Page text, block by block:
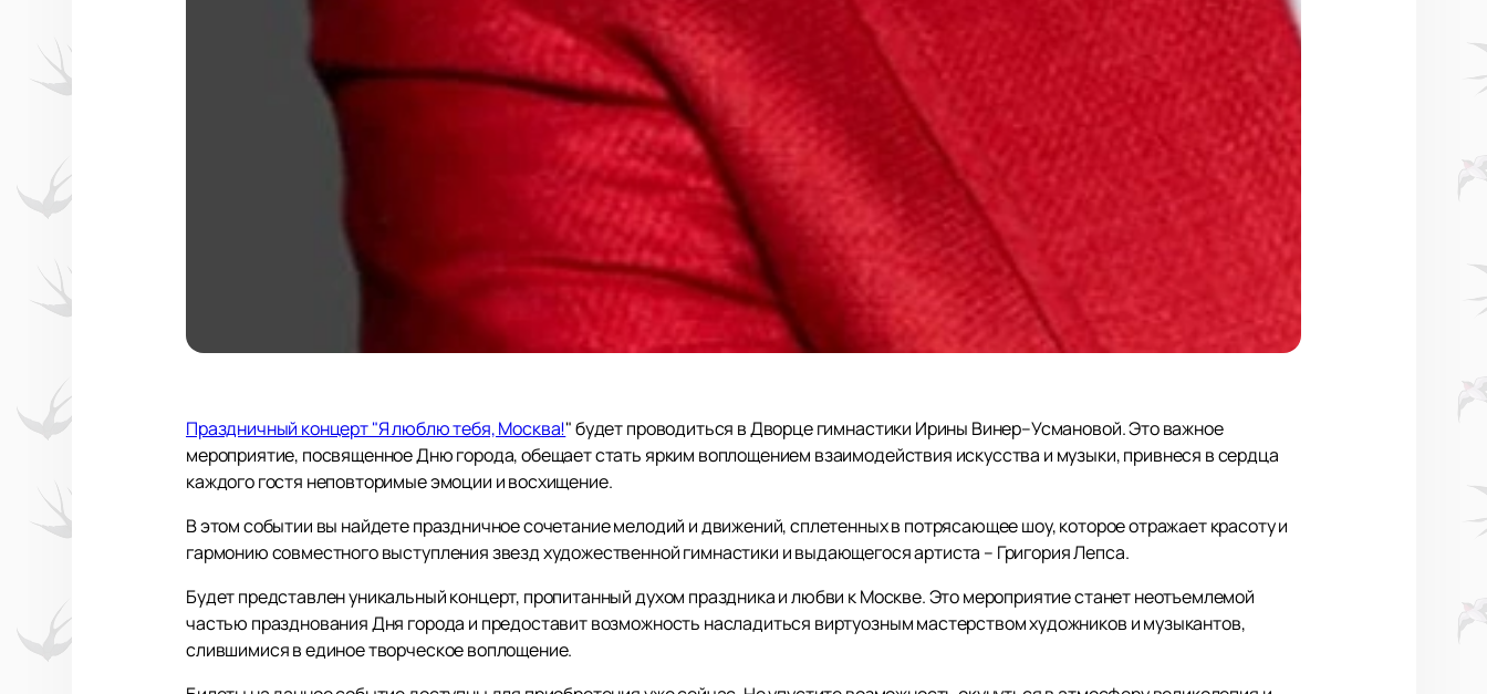
Праздничный концерт "Я люблю тебя, Москва!" будет проводиться в Дворце гимнастики Ирины Винер–Усмановой. Это важное
мероприятие, посвященное Дню города, обещает стать ярким воплощением взаимодействия искусства и музыки, привнеся в сердца
каждого гостя неповторимые эмоции и восхищение.
В этом событии вы найдете праздничное сочетание мелодий и движений, сплетенных в потрясающее шоу, которое отражает красоту и
гармонию совместного выступления звезд художественной гимнастики и выдающегося артиста – Григория Лепса.
Будет представлен уникальный концерт, пропитанный духом праздника и любви к Москве. Это мероприятие станет неотъемлемой
частью празднования Дня города и предоставит возможность насладиться виртуозным мастерством художников и музыкантов,
слившимися в единое творческое воплощение.